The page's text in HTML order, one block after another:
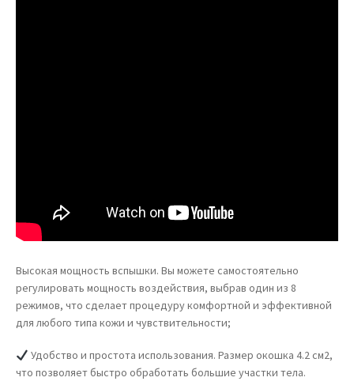
Высокая мощность вспышки. Вы можете самостоятельно
регулировать мощность воздействия, выбрав один из 8
режимов, что сделает процедуру комфортной и эффективной
для любого типа кожи и чувствительности;
Удобство и простота использования. Размер окошка 4.2 см2,
что позволяет быстро обработать большие участки тела.